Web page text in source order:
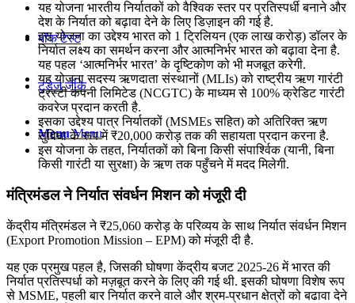
मॉक टेस्ट
टुडेज जीके
Menu Menu
यह योजना भारतीय निर्यातकों को वैश्विक स्तर पर प्रतिस्पर्धी बनाने और
देश के निर्यात को बढ़ावा देने के लिए डिज़ाइन की गई है.
इस योजना का उद्देश्य भारत को 1 ट्रिलियन (एक लाख करोड़) डॉलर के
निर्यात लक्ष्य का समर्थन करना और आत्मनिर्भर भारत को बढ़ावा देना है.
यह पहल ‘आत्मनिर्भर भारत’ के दृष्टिकोण को भी मजबूत करेगी.
यह योजना सदस्य ऋणदाता संस्थानों (MLIs) को राष्ट्रीय ऋण गारंटी
ट्रस्टी कंपनी लिमिटेड (NCGTC) के माध्यम से 100% क्रेडिट गारंटी
कवरेज प्रदान करती है.
इसका उद्देश्य पात्र निर्यातकों (MSMEs सहित) को अतिरिक्त ऋण
सुविधा के रूप में ₹20,000 करोड़ तक की सहायता प्रदान करना है.
इस योजना के तहत, निर्यातकों को बिना किसी संपार्श्विक (यानी, बिना
किसी गारंटी या सुरक्षा) के ऋण तक पहुँचने में मदद मिलेगी.
मंत्रिमंडल ने निर्यात संवर्धन मिशन को मंजूरी दी
केंद्रीय मंत्रिमंडल ने ₹25,060 करोड़ के परिव्यय के साथ निर्यात संवर्धन मिशन
(Export Promotion Mission – EPM) को मंजूरी दी है.
यह एक प्रमुख पहल है, जिसकी घोषणा केंद्रीय बजट 2025-26 में भारत की
निर्यात प्रतिस्पर्धा को मज़बूत करने के लिए की गई थी. इसकी घोषणा विशेष रूप
से MSME, पहली बार निर्यात करने वाले और श्रम-प्रधान क्षेत्रों को बढावा देने